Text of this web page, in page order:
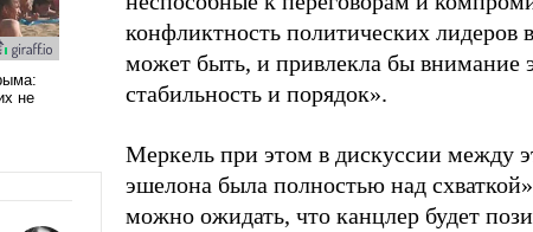
конфликтность политических лидеров
может быть, и привлекла бы внимание
стабильность и порядок».
Меркель при этом в дискуссии между
эшелона была полностью над
можно ожидать, что канцлер будет